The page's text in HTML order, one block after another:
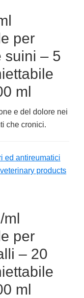
per
suini – 5
ml
e del dolore nei
che cronici.
ed antireumatici
products
ml
per
– 20
ml